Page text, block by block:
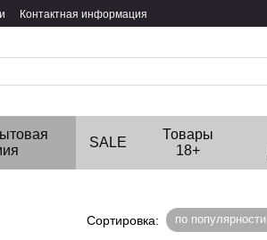
Контактная информация
SALE
Товары
18+
Сортировка: по популярности